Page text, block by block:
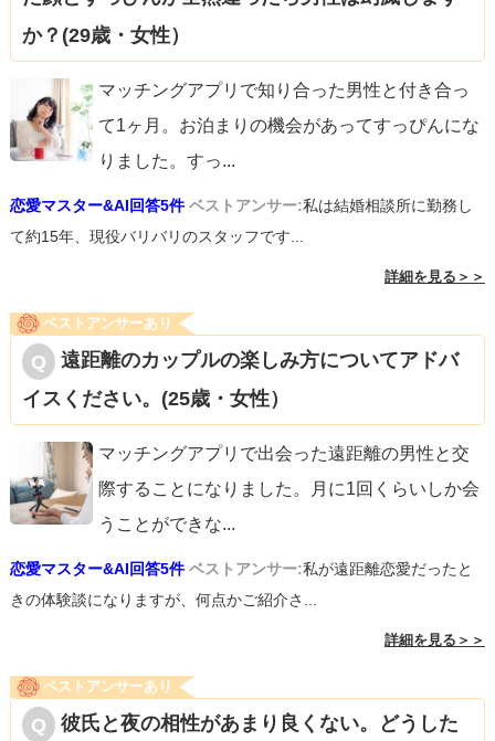
か？(29歳・女性）
マッチングアプリで知り合った男性と付き合っ
て1ヶ月。お泊まりの機会があってすっぴんにな
りました。すっ...
恋愛マスター&AI回答5件 ベストアンサー:私は結婚相談所に勤務し
て約15年、現役バリバリのスタッフです...
詳細を見る＞＞
ベストアンサーあり
遠距離のカップルの楽しみ方についてアドバ
イスください。(25歳・女性）
マッチングアプリで出会った遠距離の男性と交
際することになりました。月に1回くらいしか会
うことができな...
恋愛マスター&AI回答5件 ベストアンサー:私が遠距離恋愛だったと
きの体験談になりますが、何点かご紹介さ...
詳細を見る＞＞
ベストアンサーあり
彼氏と夜の相性があまり良くない。どうした